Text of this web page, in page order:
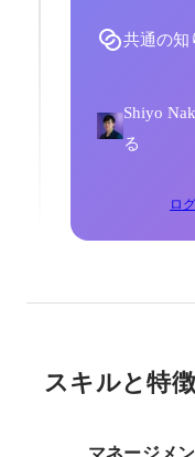
共通の知
Shiyo
る
ロ
スキルと特徴